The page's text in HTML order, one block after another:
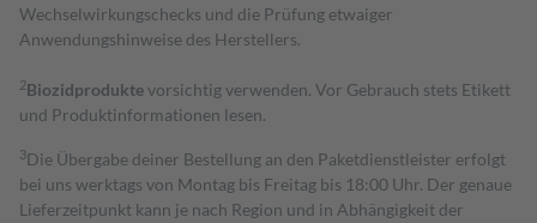
Wechselwirkungschecks und die Prüfung etwaiger
Anwendungshinweise des Herstellers.
2Biozidproduktevorsichtig verwenden. Vor Gebrauch stets Etikett
und Produktinformationen lesen.
3Die Übergabe deiner Bestellung an den Paketdienstleister erfolgt
bei uns werktags von Montag bis Freitag bis 18:00 Uhr. Der genaue
Lieferzeitpunkt kann je nach Region und in Abhängigkeit der